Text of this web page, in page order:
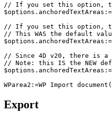
// If you set this option,
// If you set this option,
// This WAS the default value
// Since 4D v20, there is
// Note: this IS the NEW
WParea2:=WP Import
Export